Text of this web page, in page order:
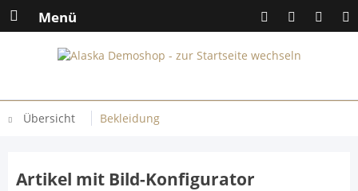
Menü
Übersicht Bekleidung
Artikel mit Bild-Konfigurator